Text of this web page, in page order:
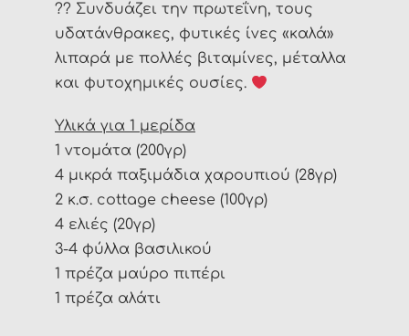
?? Συνδυάζει την πρωτεΐνη, τους
υδατάνθρακες, φυτικές ίνες «καλά»
λιπαρά με πολλές βιταμίνες, μέταλλα
και φυτοχημικές ουσίες.
Υλικά για 1 μερίδα
1 ντομάτα (200γρ)
4 μικρά παξιμάδια χαρουπιού (28γρ)
2 κ.σ. cottage cheese (100γρ)
4 ελιές (20γρ)
3-4 φύλλα βασιλικού
1 πρέζα μαύρο πιπέρι
1 πρέζα αλάτι